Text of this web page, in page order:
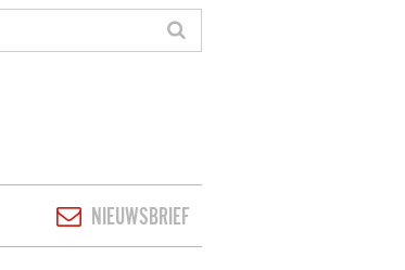
NIEUWSBRIEF